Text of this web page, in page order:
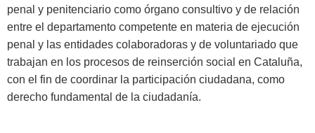
penal y penitenciario como órgano consultivo y de relación
entre el departamento competente en materia de ejecución
penal y las entidades colaboradoras y de voluntariado que
trabajan en los procesos de reinserción social en Cataluña,
con el fin de coordinar la participación ciudadana, como
derecho fundamental de la ciudadanía.